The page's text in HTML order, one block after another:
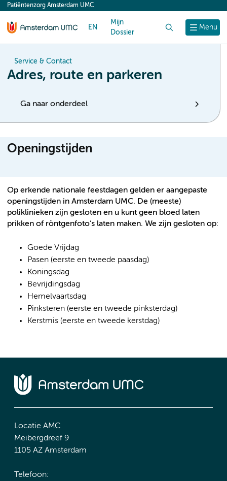
content
Menu
Patiëntenzorg Amsterdam UMC
EN
Mijn
Dossier
Service & Contact
Adres, route en parkeren
Ga naar onderdeel
Openingstijden
Op erkende nationale feestdagen gelden er aangepaste
openingstijden in Amsterdam UMC. De (meeste)
poliklinieken zijn gesloten en u kunt geen bloed laten
prikken of röntgenfoto’s laten maken. We zijn gesloten op:
Goede Vrijdag
Pasen (eerste en tweede paasdag)
Koningsdag
Bevrijdingsdag
Hemelvaartsdag
Pinksteren (eerste en tweede pinksterdag)
Kerstmis (eerste en tweede kerstdag)
Locatie AMC
Meibergdreef 9
1105 AZ Amsterdam
Telefoon: